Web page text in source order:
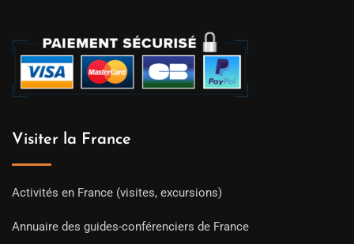
Visiter la France
Activités en France (visites, excursions)
Annuaire des guides-conférenciers de France